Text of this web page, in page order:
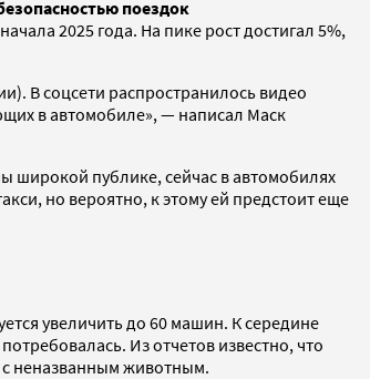
поездок
2025 года. На пике рост достигал 5%,
В соцсети распространилось видео
в автомобиле», — написал Маск
широкой публике, сейчас в автомобилях
но вероятно, к этому ей предстоит еще
увеличить до 60 машин. К середине
Из отчетов известно, что
с неназванным животным.